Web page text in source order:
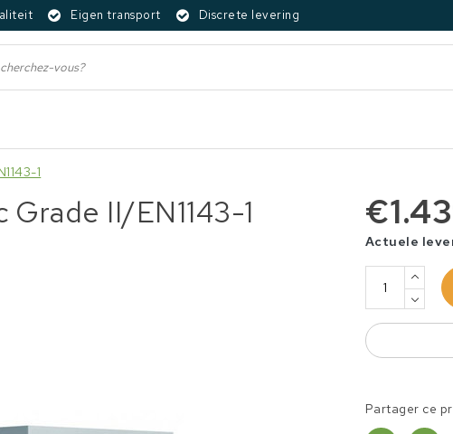
Eigen transport Discrete levering
1
II/EN1143-1
Actuele
Partager ce